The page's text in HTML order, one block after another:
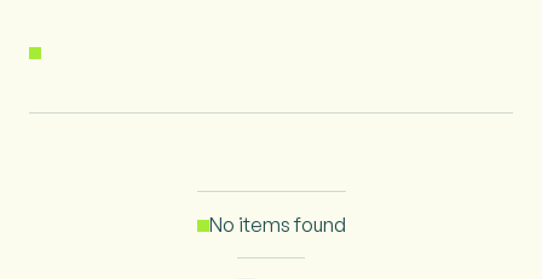
No items found